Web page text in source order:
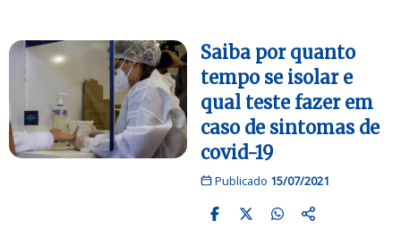
Saiba por quanto
tempo se isolar e
qual teste fazer em
caso de sintomas de
covid-19
Publicado 15/07/2021